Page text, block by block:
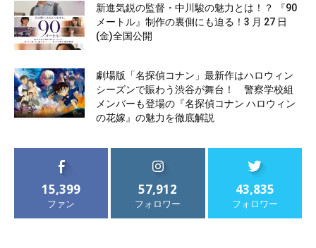
新進気鋭の監督・中川駿の魅力とは！？ 『90
メートル』制作の裏側にも迫る！3 月 27 日
(金)全国公開
劇場版「名探偵コナン」最新作はハロウィン
シーズンで賑わう渋谷が舞台！ 警察学校組
メンバーも登場の『名探偵コナン ハロウィン
の花嫁』の魅力を徹底解説
15,399
ファン
57,912
フォロワー
43,835
フォロワー